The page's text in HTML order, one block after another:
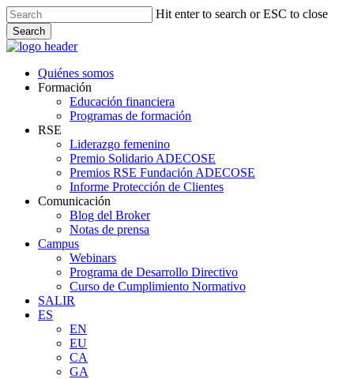
Skip
to
main
content
Hit enter to search or ESC to close
Search
Close
Menu
Quiénes somos
Formación
Educación financiera
Programas de formación
RSE
Liderazgo femenino
Premio Solidario ADECOSE
Premios RSE Fundación ADECOSE
Informe Protección de Clientes
Comunicación
Blog del Broker
Notas de prensa
Campus
Webinars
Programa de Desarrollo Directivo
Curso de Cumplimiento Normativo
SALIR
ES
EN
EU
CA
GA